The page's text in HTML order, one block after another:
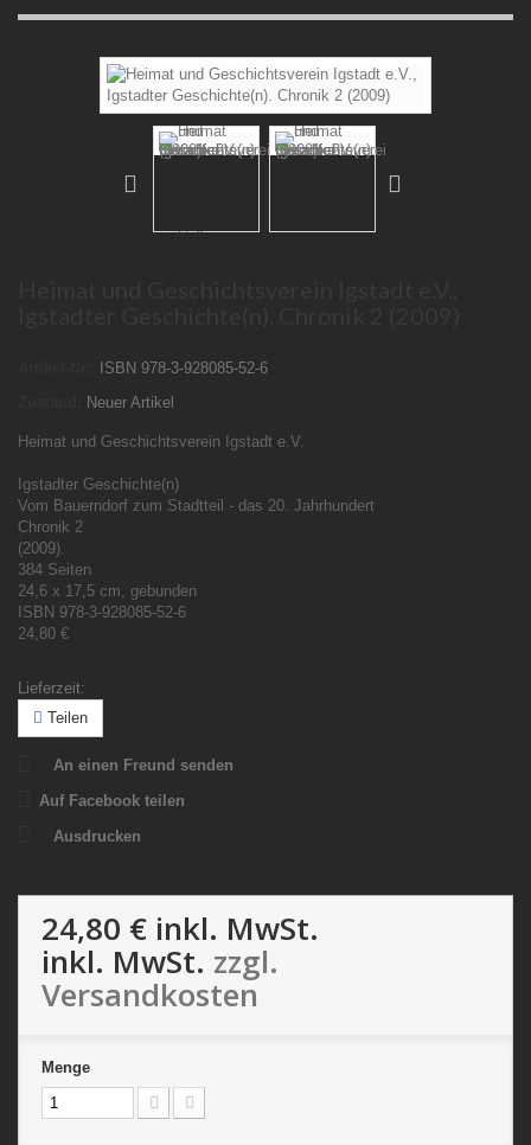
ISBN 978-3-928085-52-6
Neuer Artikel
Heimat und Geschichtsverein Igstadt e.V.
Igstadter Geschichte(n)
Vom Bauerndorf zum Stadtteil - das 20. Jahrhundert
Chronik 2
(2009).
384 Seiten
24,6 x 17,5 cm, gebunden
ISBN 978-3-928085-52-6
24,80 €
Lieferzeit:
Teilen
An einen Freund senden
Auf Facebook teilen
Ausdrucken
24,80 € inkl. MwSt.
inkl. MwSt. zzgl.
Versandkosten
Menge